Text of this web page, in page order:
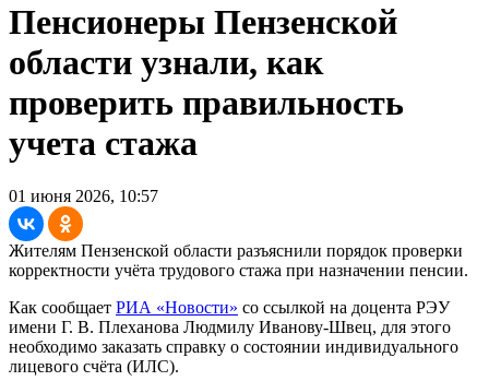
Пенсионеры Пензенской
области узнали, как
проверить правильность
учета стажа
01 июня 2026, 10:57
Жителям Пензенской области разъяснили порядок проверки
корректности учёта трудового стажа при назначении пенсии.
Как сообщает РИА «Новости» со ссылкой на доцента РЭУ
имени Г. В. Плеханова Людмилу Иванову-Швец, для этого
необходимо заказать справку о состоянии индивидуального
лицевого счёта (ИЛС).